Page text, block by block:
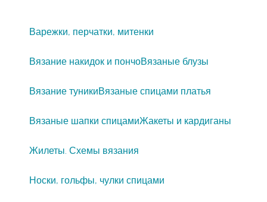
Варежки, перчатки, митенки
Вязание накидок и пончоВязаные блузы
Вязание туникиВязаные спицами платья
Вязаные шапки спицамиЖакеты и кардиганы
Жилеты. Схемы вязания
Носки, гольфы, чулки спицами